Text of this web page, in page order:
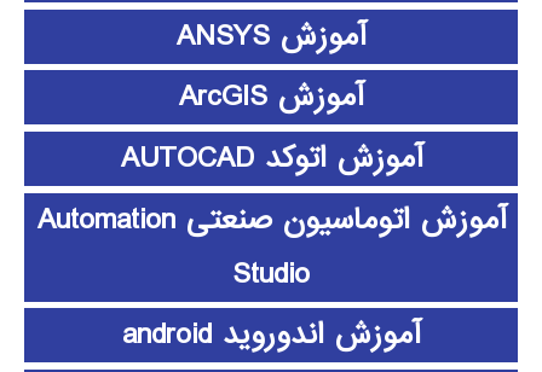
آموزش ANSYS
آموزش ArcGIS
آموزش اتوکد AUTOCAD
آموزش اتوماسیون صنعتی Automation
Studio
آموزش اندوروید android